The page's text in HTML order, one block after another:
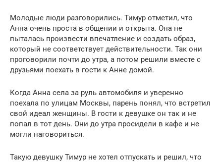
Молодые люди разговорились. Тимур отметил, что
Анна очень проста в общении и открыта. Она не
пыталась произвести впечатление и создать образ,
который не соответствует действительности. Так они
проговорили почти до утра, а потом решили вместе с
друзьями поехать в гости к Анне домой.
Когда Анна села за руль автомобиля и уверенно
поехала по улицам Москвы, парень понял, что встретил
свой идеал женщины. В гости к девушке он так и не
попал в тот день. Они до утра просидели в кафе и не
могли наговориться.
Такую девушку Тимур не хотел отпускать и решил, что